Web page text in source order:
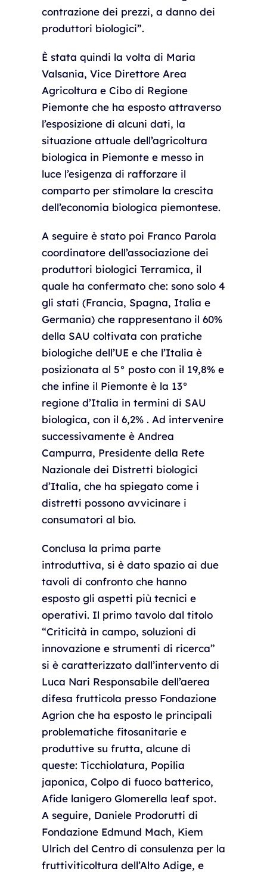
contrazione dei prezzi, a danno dei
produttori biologici”.
È stata quindi la volta di Maria
Valsania, Vice Direttore Area
Agricoltura e Cibo di Regione
Piemonte che ha esposto attraverso
l’esposizione di alcuni dati, la
situazione attuale dell’agricoltura
biologica in Piemonte e messo in
luce l’esigenza di rafforzare il
comparto per stimolare la crescita
dell’economia biologica piemontese.
A seguire è stato poi Franco Parola
coordinatore dell’associazione dei
produttori biologici Terramica, il
quale ha confermato che: sono solo 4
gli stati (Francia, Spagna, Italia e
Germania) che rappresentano il 60%
della SAU coltivata con pratiche
biologiche dell’UE e che l’Italia è
posizionata al 5° posto con il 19,8% e
che infine il Piemonte è la 13°
regione d’Italia in termini di SAU
biologica, con il 6,2% . Ad intervenire
successivamente è Andrea
Campurra, Presidente della Rete
Nazionale dei Distretti biologici
d’Italia, che ha spiegato come i
distretti possono avvicinare i
consumatori al bio.
Conclusa la prima parte
introduttiva, si è dato spazio ai due
tavoli di confronto che hanno
esposto gli aspetti più tecnici e
operativi. Il primo tavolo dal titolo
“Criticità in campo, soluzioni di
innovazione e strumenti di ricerca”
si è caratterizzato dall’intervento di
Luca Nari Responsabile dell’aerea
difesa frutticola presso Fondazione
Agrion che ha esposto le principali
problematiche fitosanitarie e
produttive su frutta, alcune di
queste: Ticchiolatura, Popilia
japonica, Colpo di fuoco batterico,
Afide lanigero Glomerella leaf spot.
A seguire, Daniele Prodorutti di
Fondazione Edmund Mach, Kiem
Ulrich del Centro di consulenza per la
fruttiviticoltura dell’Alto Adige, e